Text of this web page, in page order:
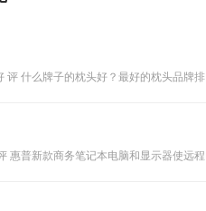
什么牌子的枕头好？最好的枕头品牌排行榜前十名
普新款商务笔记本电脑和显示器使远程工作更轻松